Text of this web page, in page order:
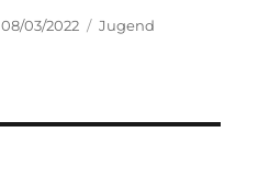
Veröffentlicht
08/03/2022 Kategorien
Jugend